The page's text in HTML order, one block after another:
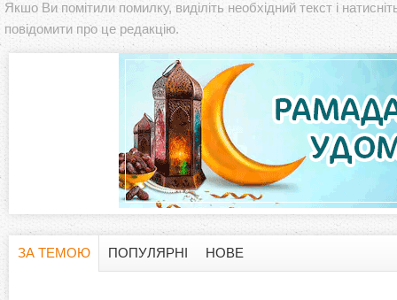
Якшо Ви помітили помилку, виділіть необхідний текст і
повідомити про це редакцію.
ЗА ТЕМОЮ
ПОПУЛЯРНІ НОВЕ